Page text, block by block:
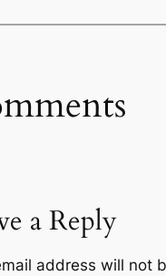
a Reply
address will not